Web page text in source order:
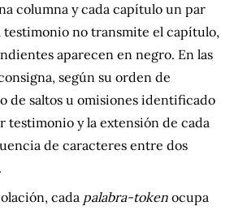
columna y cada capítulo un par
testimonio no transmite el capítulo,
aparecen en negro. En las
según su orden de
de saltos u omisiones identificado
testimonio y la extensión de cada
de caracteres entre dos
cada palabra-token ocupa